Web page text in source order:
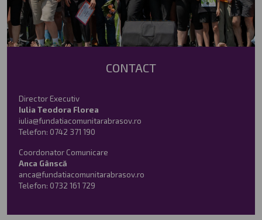
CONTACT
Director Executiv
Iulia Teodora Florea
iulia@fundatiacomunitarabrasov.ro
Telefon: 0742 371 190
Coordonator Comunicare
Anca Gânscă
anca@fundatiacomunitarabrasov.ro
Telefon: 0732 161 729